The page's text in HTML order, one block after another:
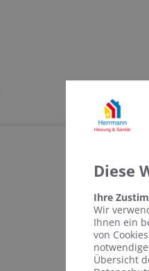
Diese
Ihre
Wir
Ihnen ein
von
Übersicht